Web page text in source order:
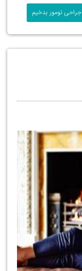
جراحی تومور بدخیم